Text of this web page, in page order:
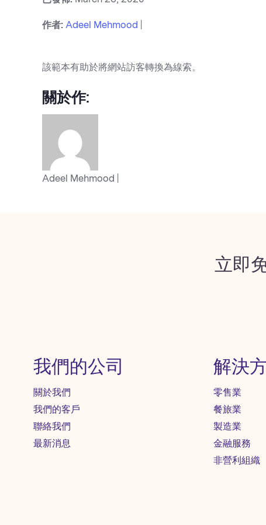
作者: Adeel Mehmood
該範本有助於將網站訪客轉換為線索。
關於作:
Adeel Mehmood |
立即
我們的公司
關於我們
我們的客戶
聯絡我們
最新消息
解決
零售業
餐旅業
製造業
金融服務
非營利組織